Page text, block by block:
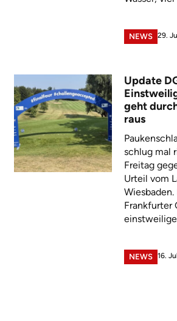
NEWS 29.
Update
geht
raus
schlug mal
Freitag
Urteil vom
Wiesbaden.
Frankfurter
NEWS 16.